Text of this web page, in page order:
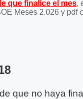
que finalice el mes,
Meses 2.026 y pdf
que no haya